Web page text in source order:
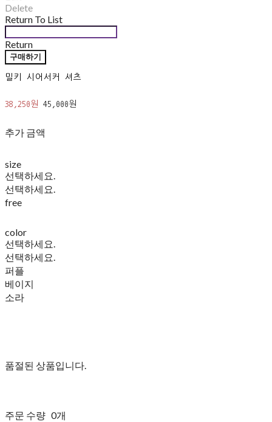
Delete
Return To List
Return
구매하기
밀키 시어서커 셔츠
38,250원 45,000원
추가 금액
size
선택하세요.
선택하세요.
free
color
선택하세요.
선택하세요.
퍼플
베이지
소라
품절된 상품입니다.
주문 수량 0개